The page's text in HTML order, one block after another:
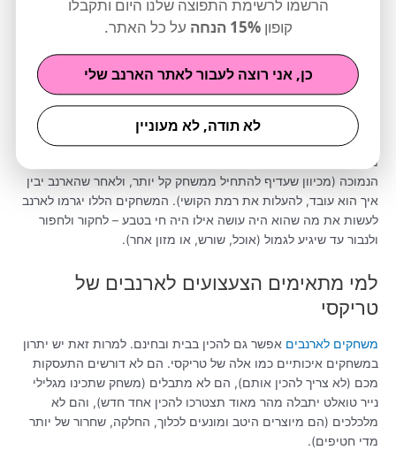
הרשמו לרשימת התפוצה שלנו היום ותקבלו
קופון15% הנחה על כל האתר.
כן, אני רוצה לעבור לאתר הארנב שלי
לא תודה, לא מעוניין
שהם יהיו מגרים במיוחד לארנבים. כמובן שהפרס הוא תמיד כופתיות
חטיפים לארנבים(חתיכות פרי או חטיפים מפירות יבשים), אבל כל
משחק אינטראקטיבי קל להבנה. הארנב יגלגל ויזיז את הכדור וכך הוא
יגרום לחטיפים ליפול החוצה ממנו.
לוחות החשיבה של טריקסי לעומת זאת יעודדו את הארנב לחשוב
ולהפעיל את יכולת החקירה שלו, אבל מצריכים הרבה יותר מאמץ
מחשבתי. הלוחות מגיעים במספר רמות, ומאוד מומלץ להתחיל ברמה
הנמוכה (מכיוון שעדיף להתחיל ממשחק קל יותר, ולאחר שהארנב יבין
איך הוא עובד, להעלות את רמת הקושי). המשחקים הללו יגרמו לארנב
לעשות את מה שהוא היה עושה אילו היה חי בטבע – לחקור ולחפור
ולנבור עד שיגיע לגמול (אוכל, שורש, או מזון אחר).
למי מתאימים הצעצועים לארנבים של
טריקסי
משחקים לארנבים אפשר גם להכין בבית ובחינם. למרות זאת יש יתרון
במשחקים איכותיים כמו אלה של טריקסי. הם לא דורשים התעסקות
מכם (לא צריך להכין אותם), הם לא מתבלים (משחק שתכינו מגלילי
נייר טואלט יתבלה מהר מאוד תצטרכו להכין אחד חדש), והם לא
מלכלכים (הם מיוצרים היטב ומונעים לכלוך, החלקה, שחרור של יותר
מדי חטיפים).